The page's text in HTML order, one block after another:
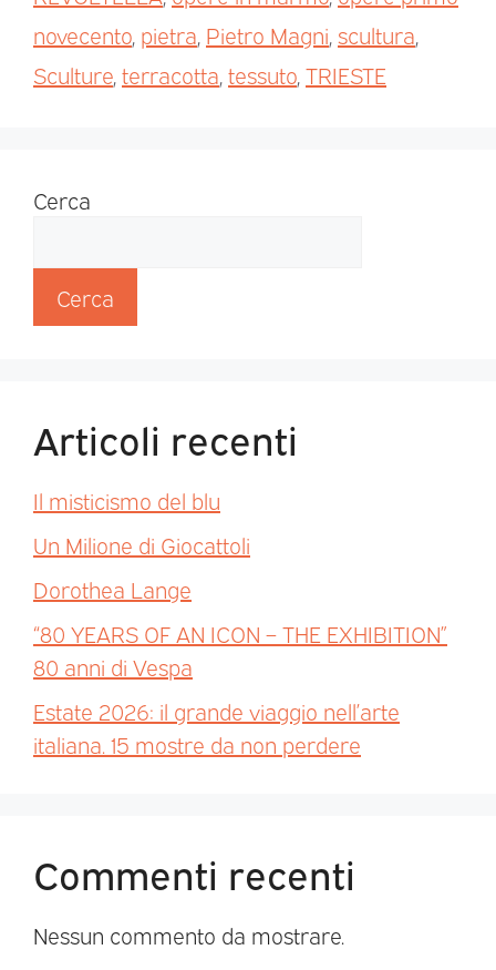
novecento pietra Pietro Magni scultura
Sculture terracotta tessuto TRIESTE
Cerca
Cerca
Articoli recenti
Il misticismo del blu
Un Milione di Giocattoli
Dorothea Lange
“80 YEARS OF AN ICON – THE EXHIBITION”
80 anni di Vespa
Estate 2026: il grande viaggio nell’arte
italiana. 15 mostre da non perdere
Commenti recenti
Nessun commento da mostrare.